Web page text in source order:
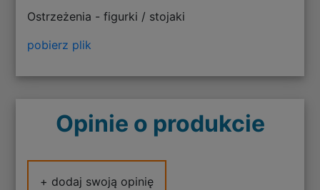
Ostrzeżenia - figurki / stojaki
pobierz plik
Opinie o produkcie
+ dodaj swoją opinię